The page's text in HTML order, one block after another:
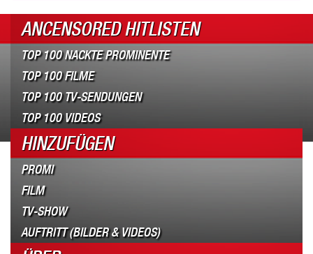
ANCENSORED HITLISTEN
TOP 100 NACKTE PROMINENTE
TOP 100 FILME
TOP 100 TV-SENDUNGEN
TOP 100 VIDEOS
HINZUFÜGEN
PROMI
FILM
TV-SHOW
AUFTRITT (BILDER & VIDEOS)